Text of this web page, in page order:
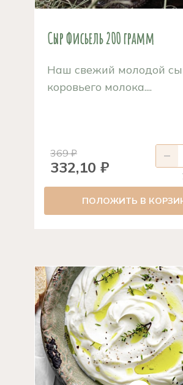
Сыр Фисьель 200 грамм
Наш свежий молодой
коровьего молока....
369 ₽
332,10 ₽
ПОЛОЖИТЬ В